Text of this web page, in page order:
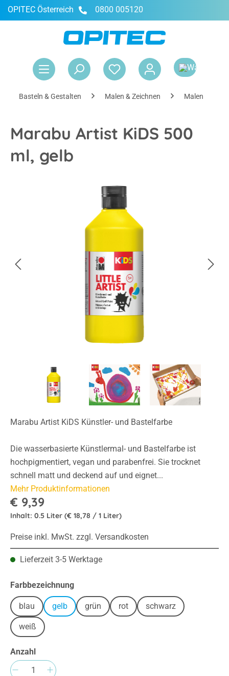
springen
OPITEC Österreich 0800 005120
Basteln & Gestalten Malen & Zeichnen Malen
Marabu Artist KiDS 500
ml, gelb
Marabu Artist KiDS Künstler- und Bastelfarbe
Die wasserbasierte Künstlermal- und Bastelfarbe ist
hochpigmentiert, vegan und parabenfrei. Sie trocknet
schnell matt und deckend auf und eignet...
Mehr Produktinformationen
€ 9,39
Inhalt: 0.5 Liter (€ 18,78 / 1 Liter)
Preise inkl. MwSt. zzgl. Versandkosten
Lieferzeit 3-5 Werktage
Farbbezeichnungauswählen
blau gelb grün rot schwarz
weiß
Anzahl
Produkt Anzahl: Gib den gewünschten